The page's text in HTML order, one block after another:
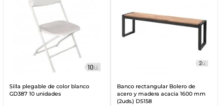
Silla plegable de color blanco
GD387 10 unidades
Banco rectangular Bolero de
acero y madera acacia 1600 mm
(2uds.) DS158